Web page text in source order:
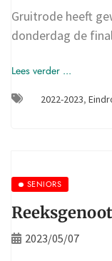
Gruitrode heeft
donderdag de
Lees verder ...
2022-2023,
SENIORS
2023/05/07